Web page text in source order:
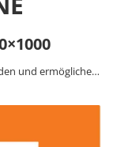
und ermögliche…